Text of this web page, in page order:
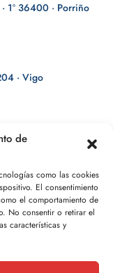
de
como las cookies
El consentimiento
el comportamiento de
No consentir o retirar el
características y
1º 36400 · Porriño
· Vigo